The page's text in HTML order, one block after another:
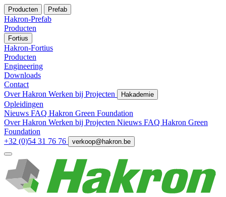
Producten Prefab
Hakron-Prefab
Producten
Fortius
Hakron-Fortius
Producten
Engineering
Downloads
Contact
Over Hakron Werken bij Projecten Hakademie
Opleidingen
Nieuws FAQ Hakron Green Foundation
Over Hakron Werken bij Projecten Nieuws FAQ Hakron Green
Foundation
+32 (0)54 31 76 76
verkoop@hakron.be